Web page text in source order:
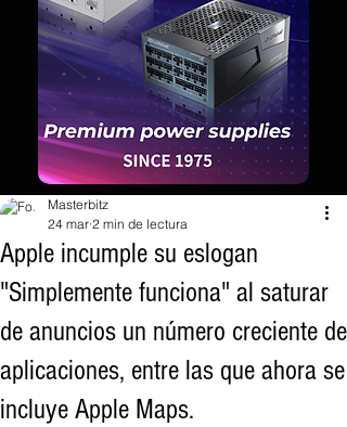
Apple incumple su eslogan
"Simplemente funciona" al saturar
de anuncios un número creciente de
aplicaciones, entre las que ahora se
incluye Apple Maps.
Masterbitz
24 mar 2 min de lectura